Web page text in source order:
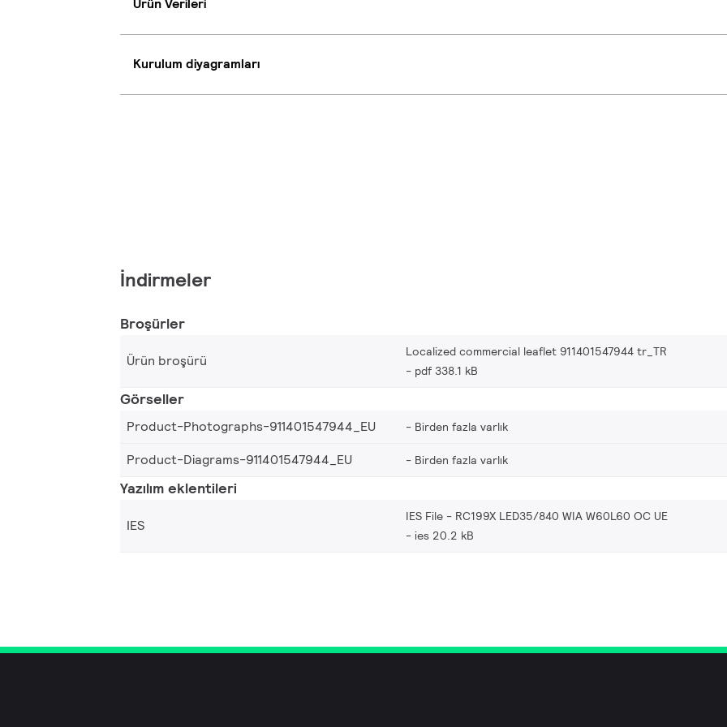
Ürün Verileri
Kurulum diyagramları
İndirmeler
Broşürler
Ürün broşürü
Localized commercial leaflet 911401547944 tr_TR
pdf 338.1 kB
Görseller
Product-Photographs-911401547944_EU Birden fazla varlık
Product-Diagrams-911401547944_EU
Birden fazla varlık
Yazılım eklentileri
IES
IES File - RC199X LED35/840 WIA W60L60 OC UE
ies 20.2 kB